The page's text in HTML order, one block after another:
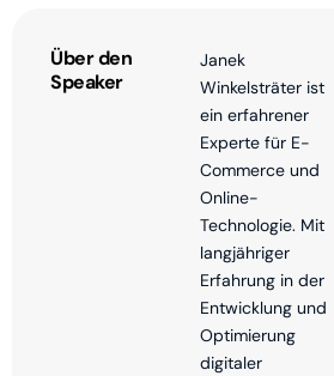
Über den
Speaker
Janek
Winkelsträter ist
ein erfahrener
Experte für E-
Commerce und
Online-
Technologie. Mit
langjähriger
Erfahrung in der
Entwicklung und
Optimierung
digitaler